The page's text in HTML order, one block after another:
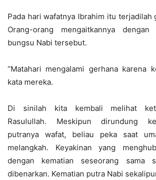
Pada hari wafatnya Ibrahim itu terjadilah
Orang-orang mengaitkannya
bungsu Nabi tersebut.
“Matahari mengalami gerhana karena
kata mereka.
Di sinilah kita kembali melihat
Rasulullah. Meskipun dirundung
putranya wafat, beliau peka saat
melangkah. Keyakinan yang
dengan kematian seseorang sama
dibenarkan. Kematian putra Nabi